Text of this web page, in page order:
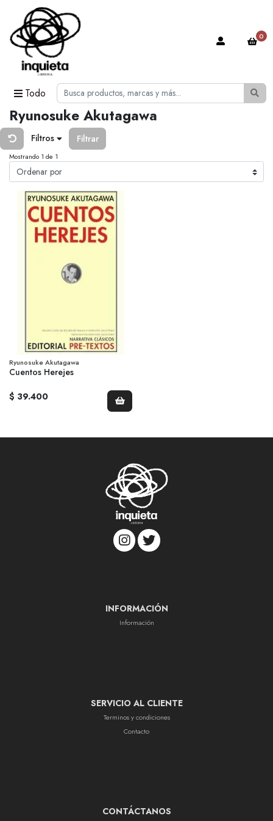
Todo
0
Ryunosuke Akutagawa
Filtros Filtrar
Mostrando 1 de 1
Ryunosuke Akutagawa
Cuentos Herejes
$ 39.400
INFORMACIÓN
Información
SERVICIO AL CLIENTE
Terminos y condiciones
Contacto
CONTÁCTANOS